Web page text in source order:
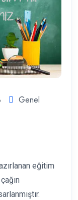
Genel
eğitim